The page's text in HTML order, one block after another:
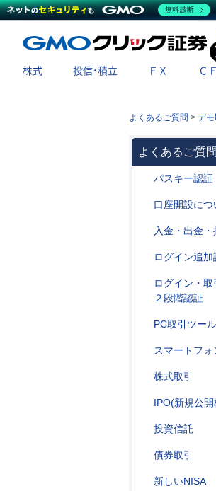
株式 投信・積立 ＦＸ Ｃ
よくあるご質問 > デモ
よくあるご質問
パスキー認証
口座開設につ
入金・出金・
ログイン追加
ログイン・取
２段階認証
PC取引ツール
スマートフォ
株式取引
IPO(新規公開
投資信託
債券取引
新しいNISA
無料診断